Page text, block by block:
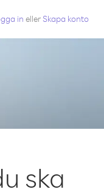
in eller Skapa konto
ska